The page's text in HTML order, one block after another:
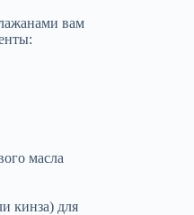
вам
масла
кинза) для